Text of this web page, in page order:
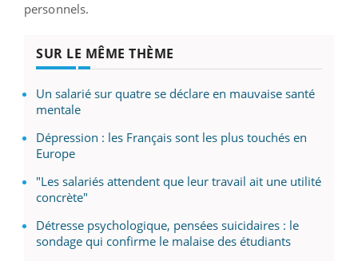
personnels.
SUR LE MÊME THÈME
Un salarié sur quatre se déclare en mauvaise santé
mentale
Dépression : les Français sont les plus touchés en
Europe
"Les salariés attendent que leur travail ait une utilité
concrète"
Détresse psychologique, pensées suicidaires : le
sondage qui confirme le malaise des étudiants